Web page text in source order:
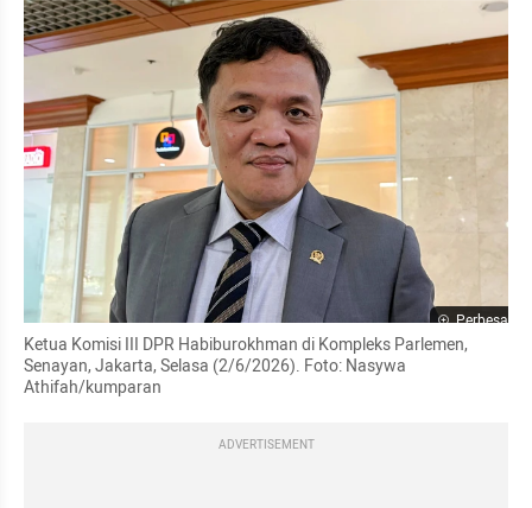
Perbesar
Ketua Komisi III DPR Habiburokhman di Kompleks Parlemen,
Senayan, Jakarta, Selasa (2/6/2026). Foto: Nasywa
Athifah/kumparan
ADVERTISEMENT